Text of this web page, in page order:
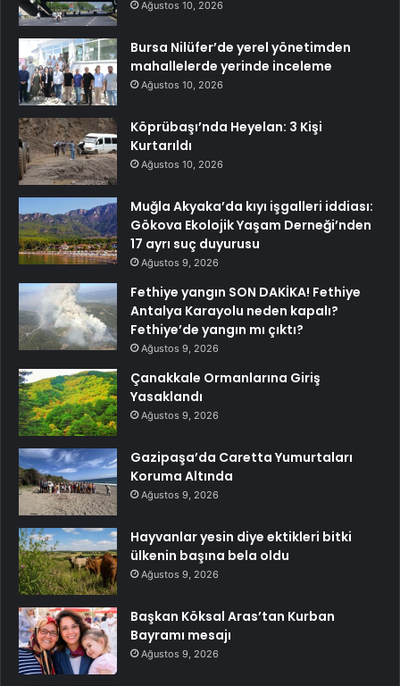
Ağustos 10, 2026
Bursa Nilüfer’de yerel yönetimden
mahallelerde yerinde inceleme
Ağustos 10, 2026
Köprübaşı’nda Heyelan: 3 Kişi
Kurtarıldı
Ağustos 10, 2026
Muğla Akyaka’da kıyı işgalleri iddiası:
Gökova Ekolojik Yaşam Derneği’nden
17 ayrı suç duyurusu
Ağustos 9, 2026
Fethiye yangın SON DAKİKA! Fethiye
Antalya Karayolu neden kapalı?
Fethiye’de yangın mı çıktı?
Ağustos 9, 2026
Çanakkale Ormanlarına Giriş
Yasaklandı
Ağustos 9, 2026
Gazipaşa’da Caretta Yumurtaları
Koruma Altında
Ağustos 9, 2026
Hayvanlar yesin diye ektikleri bitki
ülkenin başına bela oldu
Ağustos 9, 2026
Başkan Köksal Aras’tan Kurban
Bayramı mesajı
Ağustos 9, 2026